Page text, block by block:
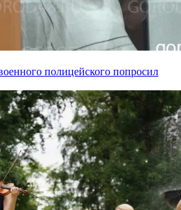
полицейского попросил